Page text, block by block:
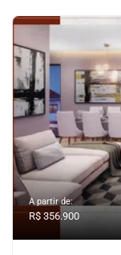
A partir de:
R$ 356.900